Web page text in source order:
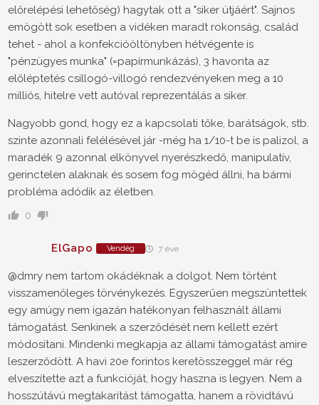
előrelépési lehetőség) hagytak ott a "siker útjáért". Sajnos
emögött sok esetben a vidéken maradt rokonság, család
tehet - ahol a konfekcióöltönyben hétvégente is
"pénzügyes munka" (=papírmunkázás), 3 havonta az
előléptetés csillogó-villogó rendezvényeken meg a 10
milliós, hitelre vett autóval reprezentálás a siker.
Nagyobb gond, hogy ez a kapcsolati tőke, barátságok, stb.
szinte azonnali felélésével jár -még ha 1/10-t be is palizol, a
maradék 9 azonnal elkönyvel nyerészkedő, manipulatív,
gerinctelen alaknak és sosem fog mögéd állni, ha bármi
probléma adódik az életben.
0
ElGapo Vendég 7 éve
@dmry nem tartom okádéknak a dolgot. Nem történt
visszamenőleges törvénykezés. Egyszerűen megszüntettek
egy amúgy nem igazán hatékonyan felhasznált állami
támogatást. Senkinek a szerződését nem kellett ezért
módosítani. Mindenki megkapja az állami támogatást amire
leszerződött. A havi 20e forintos keretösszeggel már rég
elveszítette azt a funkcióját, hogy haszna is legyen. Nem a
hosszútávú megtakarítást támogatta, hanem a rövidtávú